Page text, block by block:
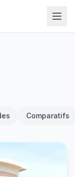
Comparatifs